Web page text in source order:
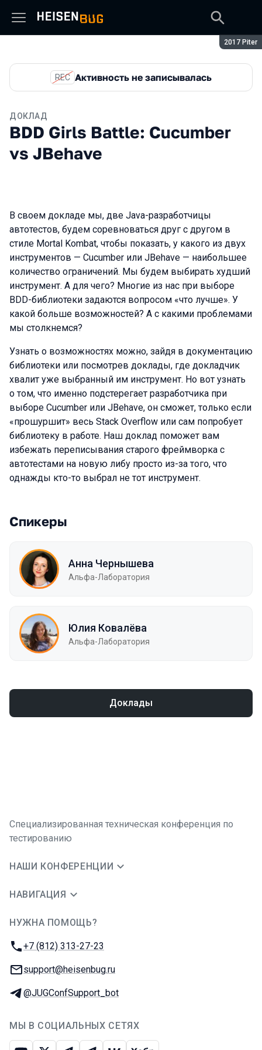
Сезон:
2017 Piter
REC Активность не записывалась
ДОКЛАД
BDD Girls Battle: Cucumber
vs JBehave
В своем докладе мы, две Java-разработчицы
автотестов, будем соревноваться друг с другом в
стиле Mortal Kombat, чтобы показать, у какого из двух
инструментов — Cucumber или JBehave — наибольшее
количество ограничений. Мы будем выбирать худший
инструмент. А для чего? Многие из нас при выборе
BDD-библиотеки задаются вопросом «что лучше». У
какой больше возможностей? А с какими проблемами
мы столкнемся?
Узнать о возможностях можно, зайдя в документацию
библиотеки или посмотрев доклады, где докладчик
хвалит уже выбранный им инструмент. Но вот узнать
о том, что именно подстерегает разработчика при
выборе Cucumber или JBehave, он сможет, только если
«прошуршит» весь Stack Overflow или сам попробует
библиотеку в работе. Наш доклад поможет вам
избежать переписывания старого фреймворка с
автотестами на новую либу просто из-за того, что
однажды кто-то выбрал не тот инструмент.
Спикеры
Анна Чернышева
Альфа-Лаборатория
Юлия Ковалёва
Альфа-Лаборатория
Доклады
Специализированная техническая конференция по
тестированию
НАШИ КОНФЕРЕНЦИИ
НАВИГАЦИЯ
НУЖНА ПОМОЩЬ?
Телефон:
+7 (812) 313-27-23
E-mail:
support@heisenbug.ru
Телеграм:
@JUGConfSupport_bot
МЫ В СОЦИАЛЬНЫХ СЕТЯХ